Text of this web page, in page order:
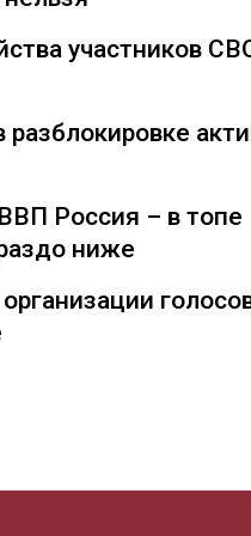
участников
Россия – в топе
ниже